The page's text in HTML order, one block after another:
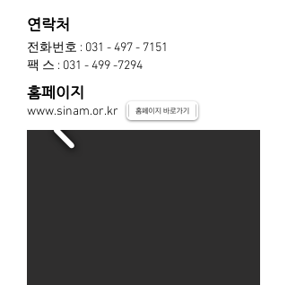
연락처
전화번호 : 031 - 497 - 7151
팩 스 : 031 - 499 -7294
홈페이지
www.sinam.or.kr